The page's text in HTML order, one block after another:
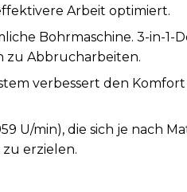
Arbeit optimiert.
Bohrmaschine. 3-in-1-
zu Abbrucharbeiten.
verbessert den
U/min), die sich je nach
erzielen.